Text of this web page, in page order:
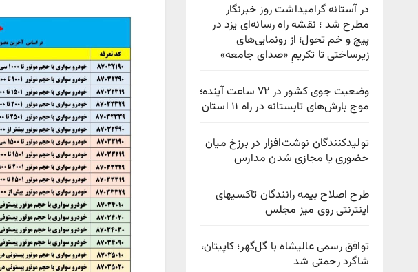
در آستانه گرامیداشت روز خبرنگار
مطرح شد ؛ نقشه راه رسانه‌ای یزد در
پیچ‌ و خم تحول؛ از رونمایی‌های
زیرساختی تا تکریمِ «صدای جامعه»
وضعیت جوی کشور در ۷۲ ساعت آینده؛
موج بارش‌های تابستانه در راه ۱۱ استان
تولیدکنندگان نوشت‌افزار در برزخ میان
حضوری یا مجازی شدن مدارس
طرح اصلاح بیمه رانندگان تاکسیهای
اینترنتی روی میز مجلس
توافق رسمی عالیشاه با گل‌گهر؛ کاپیتان،
شاگرد رحمتی شد